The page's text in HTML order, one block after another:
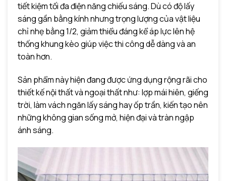
tiết kiệm tối đa điện năng chiếu sáng. Dù có độ lấy
sáng gần bằng kính nhưng trọng lượng của vật liệu
chỉ nhẹ bằng 1/2, giảm thiểu đáng kể áp lực lên hệ
thống khung kèo giúp việc thi công dễ dàng và an
toàn hơn.
Sản phẩm này hiện đang được ứng dụng rộng rãi cho
thiết kế nội thất và ngoại thất như: lợp mái hiên, giếng
trời, làm vách ngăn lấy sáng hay ốp trần, kiến tạo nên
những không gian sống mở, hiện đại và tràn ngập
ánh sáng.